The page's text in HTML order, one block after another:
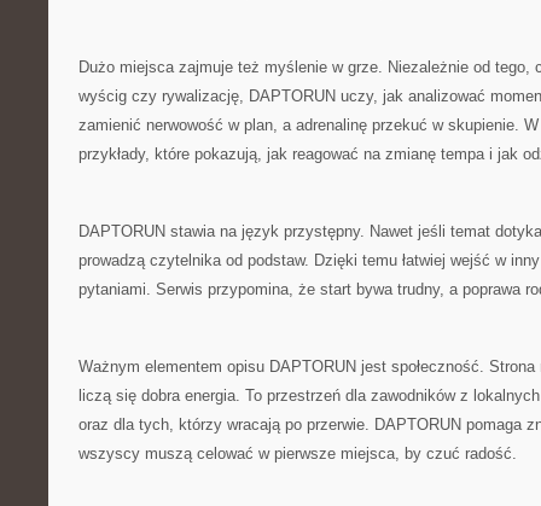
Dużo miejsca zajmuje też myślenie w grze. Niezależnie od tego,
wyścig czy rywalizację, DAPTORUN uczy, jak analizować
zamienić nerwowość w plan, a adrenalinę przekuć w skupienie.
przykłady, które pokazują, jak reagować na zmianę tempa i jak
DAPTORUN stawia na język przystępny. Nawet jeśli temat
prowadzą czytelnika od podstaw. Dzięki temu łatwiej wejść w
pytaniami. Serwis przypomina, że start bywa trudny, a poprawa
Ważnym elementem opisu DAPTORUN jest społeczność.
liczą się dobra energia. To przestrzeń dla zawodników z
oraz dla tych, którzy wracają po przerwie. DAPTORUN pomaga
wszyscy muszą celować w pierwsze miejsca, by czuć radość.